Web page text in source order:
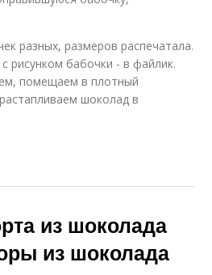
разных, размеров распечатала.
рисунком бабочки - в файлик.
помещаем в плотный
шоколад в
из шоколада
из шоколада